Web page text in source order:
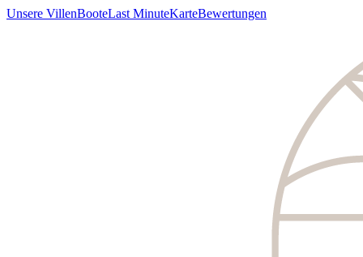
Unsere VillenBooteLast MinuteKarteBewertungen